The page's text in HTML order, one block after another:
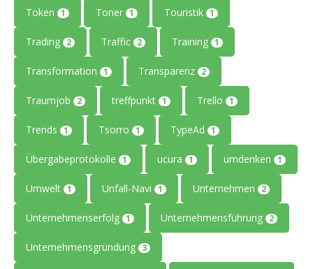
Token 1 Toner 1 Touristik 1
Trading 2 Traffic 2 Training 1
Transformation 1 Transparenz 2
Traumjob 2 treffpunkt 1 Trello 1
Trends 1 Tsorro 1 TypeAd 1
Übergabeprotokolle 1 ucura 1 umdenken 1
Umwelt 1 Unfall-Navi 1 Unternehmen 2
Unternehmenserfolg 1 Unternehmensführung 2
Unternehmensgründung 3